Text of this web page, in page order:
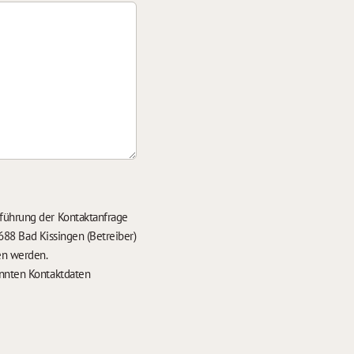
der Kontaktanfrage
Bad Kissingen (Betreiber)
werden.
Kontaktdaten